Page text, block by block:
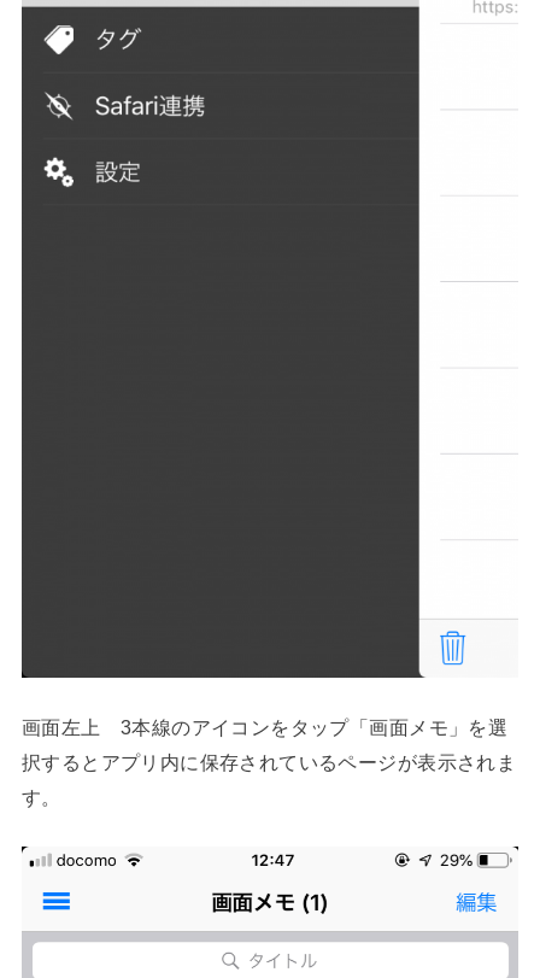
画面左上 3本線のアイコンをタップ「画面メモ」を選
択するとアプリ内に保存されているページが表示されま
す。